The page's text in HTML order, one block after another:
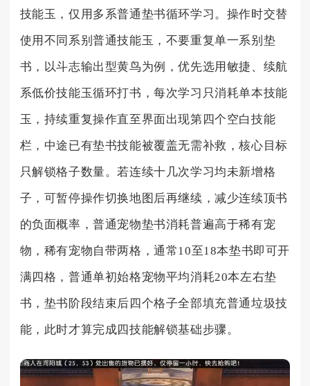
技能玉，仅用多系普通垫书循环学习。操作时交替
使用不同系别普通技能玉，不要重复单一系别垫
书，以斗志输出型黄鸟为例，优先选用敏捷、续航
系低价技能玉循环打书，每次学习只消耗单本技能
玉，持续重复操作直至界面出现第四个空白技能
栏，中途已有垫书技能被覆盖无需补救，核心目标
只解锁格子数量。若连续十几次学习均未新增格
子，可暂停操作切换地图后再继续，减少连续顶书
的负面概率，普通宠物垫书消耗普遍高于稀有宠
物，稀有宠物自带两格，通常10至18本垫书即可开
满四格，普通单初始格宠物平均消耗20本左右垫
书，垫书阶段结束后四个格子全部填充普通垃圾技
能，此时才算完成四技能解锁基础步骤。